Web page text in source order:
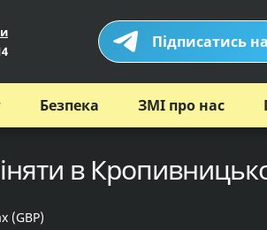
Підписатись
Безпека ЗМІ про нас
в
(GBP)